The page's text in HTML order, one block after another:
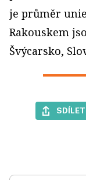
je průměr
Rakouskem
Švýcarsko,
SDÍLET